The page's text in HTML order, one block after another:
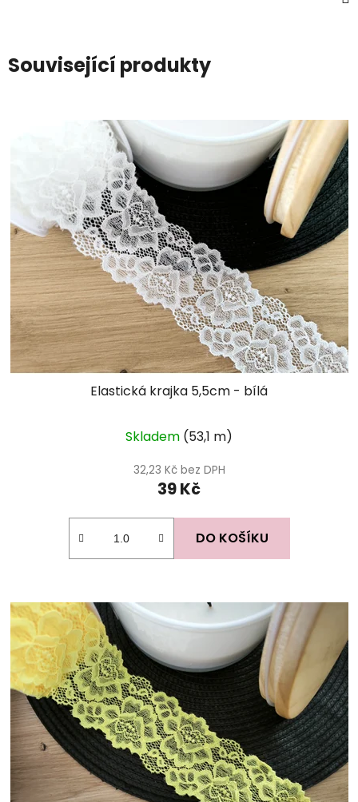
Související produkty
Elastická krajka 5,5cm - bílá
Skladem (53,1 m)
32,23 Kč bez DPH
39 Kč
DO KOŠÍKU